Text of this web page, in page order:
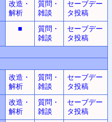
改造・
解析
質問・
雑談
セーブデー
タ投稿
■
質問・
雑談
セーブデー
タ投稿
改造・
解析
質問・
雑談
セーブデー
タ投稿
改造・
解析
質問・
雑談
セーブデー
タ投稿